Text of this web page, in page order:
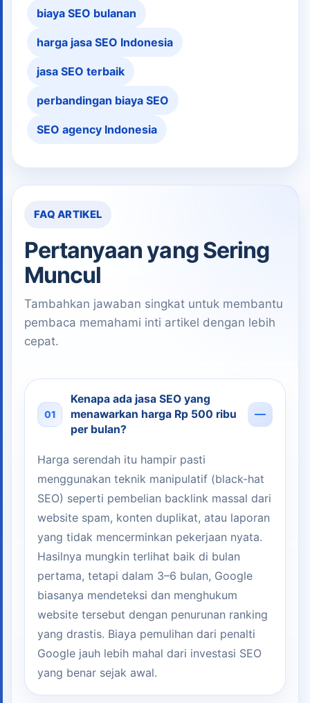
biaya SEO bulanan
harga jasa SEO Indonesia
jasa SEO terbaik
perbandingan biaya SEO
SEO agency Indonesia
FAQ ARTIKEL
Pertanyaan yang Sering
Muncul
Tambahkan jawaban singkat untuk membantu
pembaca memahami inti artikel dengan lebih
cepat.
01
Kenapa ada jasa SEO yang
menawarkan harga Rp 500 ribu
per bulan?
Harga serendah itu hampir pasti
menggunakan teknik manipulatif (black-hat
SEO) seperti pembelian backlink massal dari
website spam, konten duplikat, atau laporan
yang tidak mencerminkan pekerjaan nyata.
Hasilnya mungkin terlihat baik di bulan
pertama, tetapi dalam 3–6 bulan, Google
biasanya mendeteksi dan menghukum
website tersebut dengan penurunan ranking
yang drastis. Biaya pemulihan dari penalti
Google jauh lebih mahal dari investasi SEO
yang benar sejak awal.